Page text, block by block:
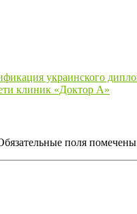
украинского
клиник «Доктор А»
поля помечены